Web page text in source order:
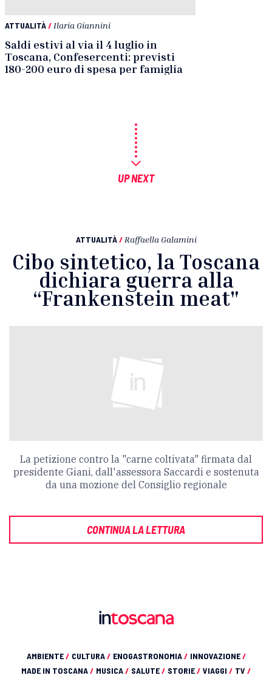
ATTUALITÀ/ Ilaria Giannini
Saldi estivi al via il 4 luglio in
Toscana, Confesercenti: previsti
180-200 euro di spesa per famiglia
UP NEXT
ATTUALITÀ / Raffaella Galamini
Cibo sintetico, la Toscana
dichiara guerra alla
“Frankenstein meat"
La petizione contro la "carne coltivata" firmata dal
presidente Giani, dall'assessora Saccardi e sostenuta
da una mozione del Consiglio regionale
CONTINUA LA LETTURA
AMBIENTE/ CULTURA/ ENOGASTRONOMIA/ INNOVAZIONE/
MADE IN TOSCANA/ MUSICA/ SALUTE/ STORIE/ VIAGGI / TV /